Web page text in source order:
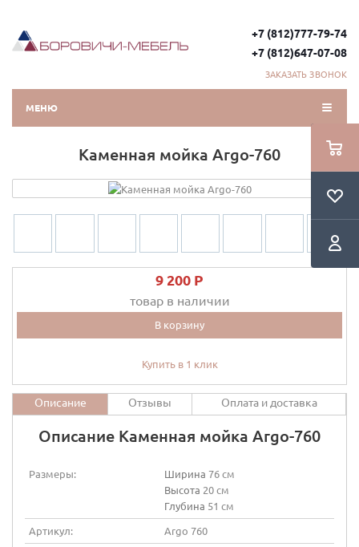
+7 (812)777-79-74
+7 (812)647-07-08
ЗАКАЗАТЬ ЗВОНОК
МЕНЮ
Каменная мойка Argo-760
9 200 P
товар в наличии
В корзину
Купить в 1 клик
Описание Отзывы Оплата и доставка
Описание Каменная мойка Argo-760
Размеры: Ширина 76 см
Высота 20 см
Глубина 51 см
Артикул:
Argo 760